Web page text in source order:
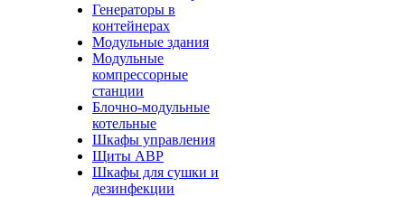
Генераторы в
контейнерах
Модульные здания
Модульные
компрессорные
станции
Блочно-модульные
котельные
Шкафы управления
Щиты АВР
Шкафы для сушки и
дезинфекции